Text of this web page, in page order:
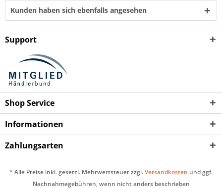
Kunden haben sich ebenfalls angesehen
Support
Shop Service
Informationen
Zahlungsarten
* Alle Preise inkl. gesetzl. Mehrwertsteuer zzgl.Versandkosten und ggf.
Nachnahmegebühren, wenn nicht anders beschrieben